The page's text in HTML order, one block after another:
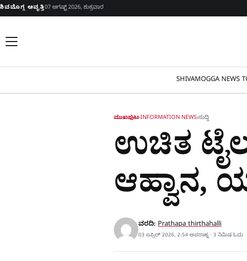
Skip to content
ಶಿವಮೊಗ್ಗ ಆವೃತ್ತಿ07 ಆಗಷ್ಟ್ 2026, ಶುಕ್ರವಾರ
SHIVAMOGGA NEWS
ಮುಖಪುಟ›INFORMATION NEWS›ಸುದ್ದಿ
ಉಚಿತ
ಆಹ್ವಾನ,
ವರದಿ: Prathapa thirthahalli
03 ಏಪ್ರಿಲ್ 2026, 2:54 ಅಪರಾಹ್ನ · 3 ನಿಮಿಷ ಓದು